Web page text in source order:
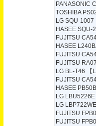
PANASONIC
TOSHIBA
LG SQU-1007
HASEE SQU-
FUJITSU
HASEE
FUJITSU
FUJITSU
LG BL-T46
FUJITSU
HASEE
LG LBU5226E
LG LBP722WE
FUJITSU
FUJITSU